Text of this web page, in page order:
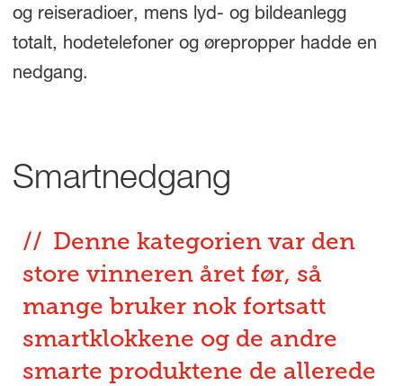
og reiseradioer, mens lyd- og bildeanlegg
totalt, hodetelefoner og ørepropper hadde en
nedgang.
Smartnedgang
Denne kategorien var den
store vinneren året før, så
mange bruker nok fortsatt
smartklokkene og de andre
smarte produktene de allerede